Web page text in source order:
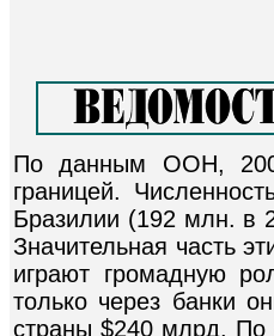
По данным ООН, 200
границей.
Бразилии (192 млн. в
Значительная часть
играют громадную
только через банки
страны $240 млрд. По